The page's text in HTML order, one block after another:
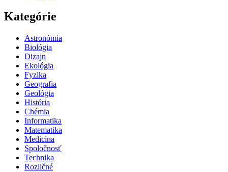
Kategórie
Astronómia
Biológia
Dizajn
Ekológia
Fyzika
Geografia
Geológia
História
Chémia
Informatika
Matematika
Medicína
Spoločnosť
Technika
Rozličné